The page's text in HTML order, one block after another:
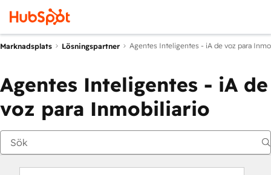
Marknadsplats Lösningspartner Agentes Inteligentes - iA de voz para
Agentes Inteligentes - iA de
voz para Inmobiliario